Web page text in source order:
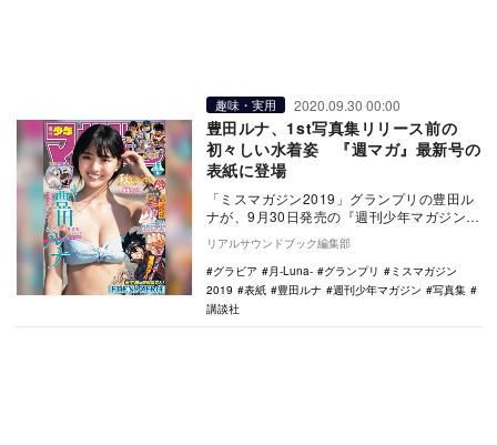
趣味・実用 2020.09.30 00:00
豊田ルナ、1st写真集リリース前の
初々しい水着姿 『週マガ』最新号の
表紙に登場
「ミスマガジン2019」グランプリの豊田ル
ナが、9月30日発売の『週刊少年マガジン
リアルサウンドブック編集部
グラビア
月-Luna- グランプリ
ミスマガジン
2019
表紙 豊田ルナ 週刊少年マガジン
写真集
講談社